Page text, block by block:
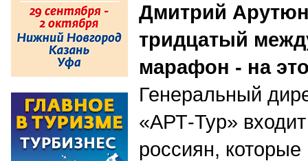
Дмитрий
тридцатый
марафон - на
Генеральный
«АРТ-Тур»
россиян,